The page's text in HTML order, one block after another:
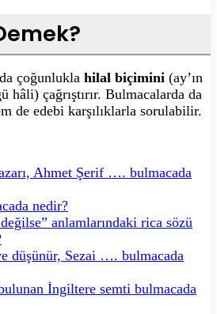
çoğunlukla hilal biçimini (ay’ın
hâli) çağrıştırır. Bulmacalarda da
de edebi karşılıklarla sorulabilir.
Ahmet Şerif …. bulmacada
nedir?
anlamlarındaki rica sözü
düşünür, Sezai …. bulmacada
İngiltere semti bulmacada